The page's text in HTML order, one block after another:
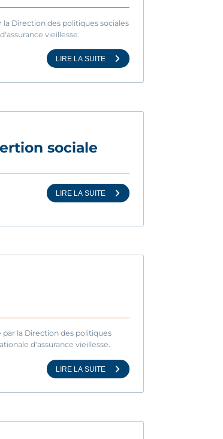
la Direction des politiques sociales
vieillesse.
LIRE LA SUITE
sociale
LIRE LA SUITE
par la Direction des politiques
d'assurance vieillesse.
LIRE LA SUITE